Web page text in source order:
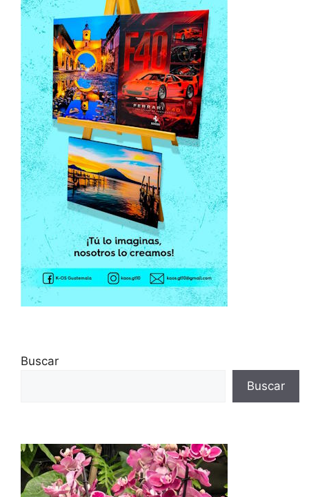
Buscar
Buscar